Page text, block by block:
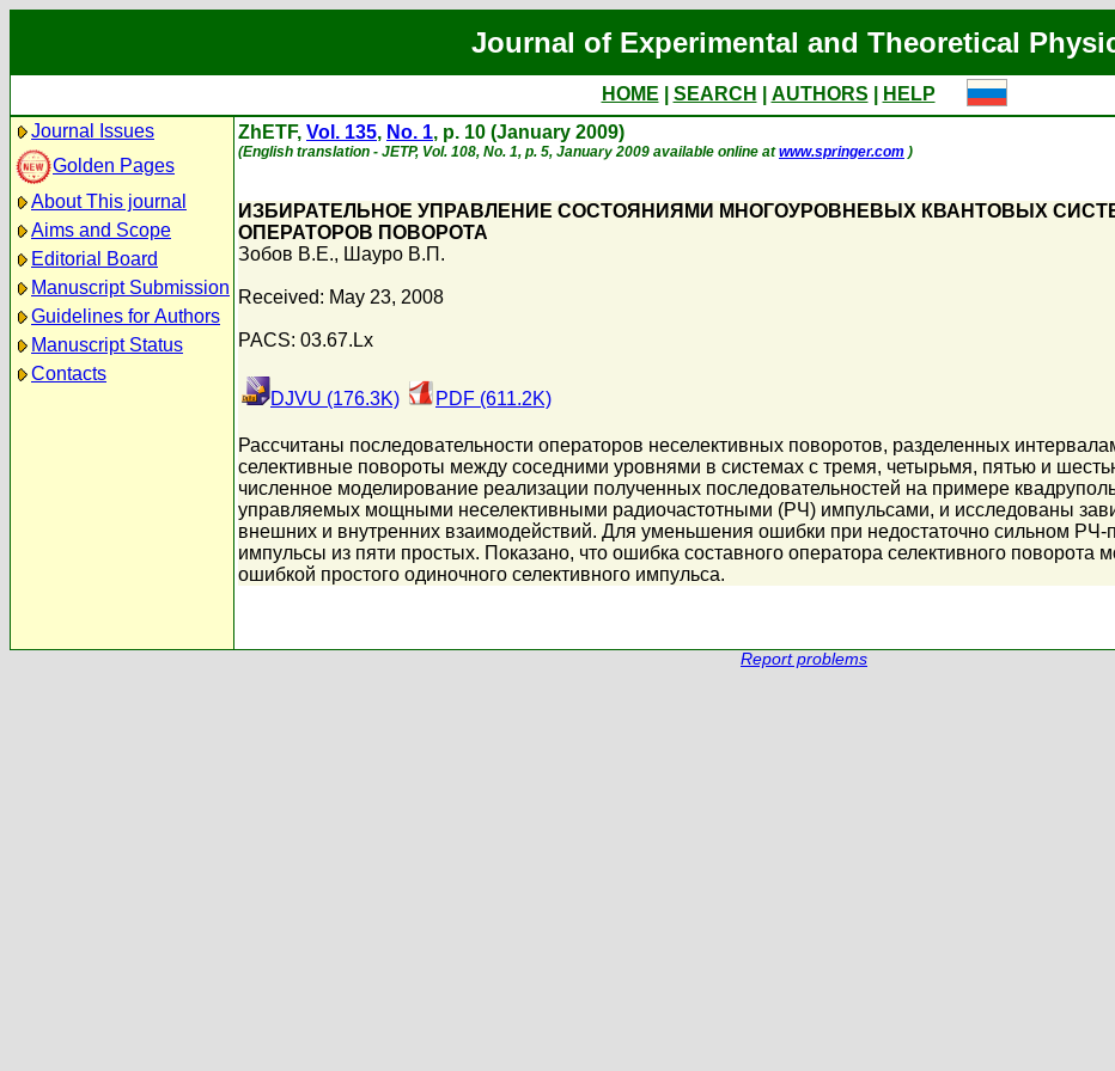
Journal of Experimental and Theoretical
HOME SEARCH AUTHORS
HELP
Journal Issues
Golden Pages
About This journal
Aims and Scope
Editorial Board
Manuscript Submission
Guidelines for Authors
Manuscript Status
Contacts
ZhETF, Vol. 135, No. 1, p. 10 (January 2009)
(English translation - JETP, Vol. 108, No. 1, p. 5, January 2009 available online atwww.springer.com )
ИЗБИРАТЕЛЬНОЕ УПРАВЛЕНИЕ СОСТОЯНИЯМИ МНОГОУРОВНЕВЫХ КВАНТОВЫХ
ОПЕРАТОРОВ ПОВОРОТА
Зобов В.Е., Шауро В.П.
Received: May 23, 2008
PACS: 03.67.Lx
DJVU (176.3K) PDF (611.2K)
Рассчитаны последовательности операторов неселективных поворотов, разделенных
селективные повороты между соседними уровнями в системах с тремя, четырьмя, пятью и
численное моделирование реализации полученных последовательностей на примере
управляемых мощными неселективными радиочастотными (РЧ) импульсами, и исследованы
внешних и внутренних взаимодействий. Для уменьшения ошибки при недостаточно сильном
импульсы из пяти простых. Показано, что ошибка составного оператора селективного
ошибкой простого одиночного селективного импульса.
Report problems